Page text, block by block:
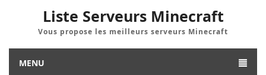
Liste Serveurs Minecraft
Vous propose les meilleurs serveurs Minecraft
MENU